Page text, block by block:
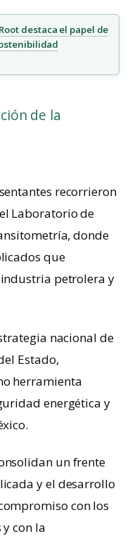
destaca el papel de
de la
recorrieron
Laboratorio de
donde
que
petrolera y
nacional de
Estado,
herramienta
energética y
un frente
y el desarrollo
con los
con la